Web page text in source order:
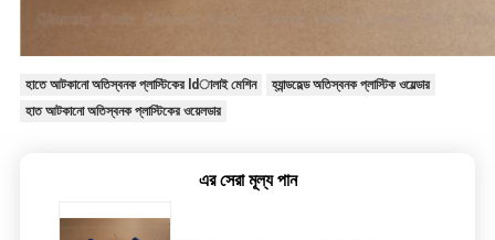
হাতে আটকানো অতিস্বনক প্লাস্টিকের ldালাই মেশিন
হ্যান্ডহেল্ড অতিস্বনক প্লাস্টিক ওয়েল্ডার
হাত আটকানো অতিস্বনক প্লাস্টিকের ওয়েলডার
এর সেরা মূল্য পান